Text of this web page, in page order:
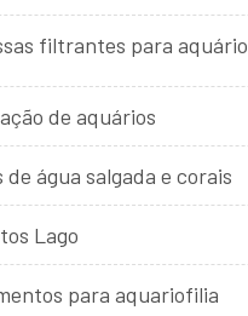
filtrantes para aquário
de aquários
de água salgada e corais
Lago
para aquariofilia